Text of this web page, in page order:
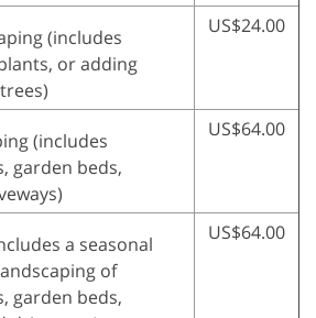
(includes
or adding
US$24.00
(includes
garden beds,
US$64.00
a seasonal
of
garden beds,
US$64.00